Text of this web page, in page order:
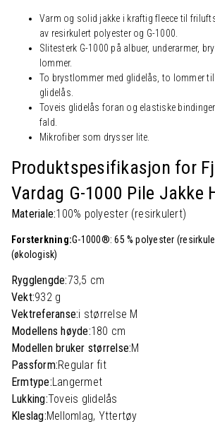
Varm og solid jakke i kraftig fleece til
av resirkulert polyester og G-1000.
Slitesterk G-1000 på albuer, underarmer,
lommer.
To brystlommer med glidelås, to lommer til
glidelås.
Toveis glidelås foran og elastiske
fald.
Mikrofiber som drysser lite.
Produktspesifikasjon for
Vardag G-1000 Pile Jakke
Materiale:100% polyester (resirkulert)
Forsterkning:G-1000®: 65 % polyester
(økologisk)
Rygglengde:73,5 cm
Vekt:932 g
Vektreferanse:i størrelse M
Modellens høyde:180 cm
Modellen bruker størrelse:M
Passform:Regular fit
Ermtype:Langermet
Lukking:Toveis glidelås
Kleslag:Mellomlag, Yttertøy